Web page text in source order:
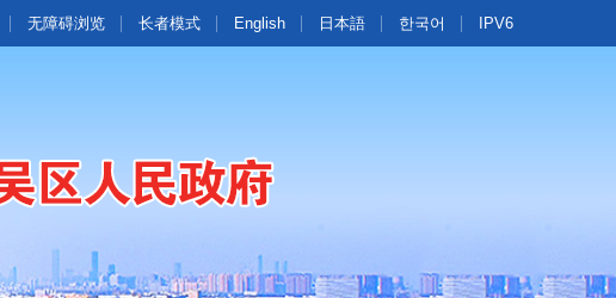
无障碍浏览 长者模式 English 日本語 한국어 IPV6